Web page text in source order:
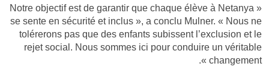
« Notre objectif est de garantir que chaque élève à Netanya
se sente en sécurité et inclus », a conclu Mulner. « Nous ne
tolérerons pas que des enfants subissent l’exclusion et le
rejet social. Nous sommes ici pour conduire un véritable
changement ».